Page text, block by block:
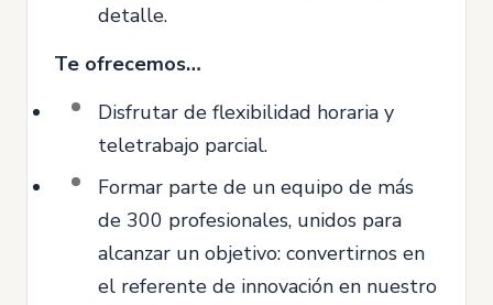
detalle.
Te ofrecemos…
Disfrutar de flexibilidad horaria y
teletrabajo parcial.
Formar parte de un equipo de más
de 300 profesionales, unidos para
alcanzar un objetivo: convertirnos en
el referente de innovación en nuestro